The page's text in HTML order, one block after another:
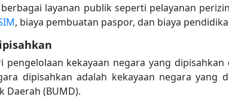
layanan publik seperti pelayanan
, biaya pembuatan paspor, dan biaya
pengelolaan kekayaan negara yang
dipisahkan adalah kekayaan negara yang
Daerah (BUMD).